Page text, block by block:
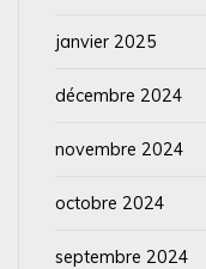
janvier 2025
décembre 2024
novembre 2024
octobre 2024
septembre 2024